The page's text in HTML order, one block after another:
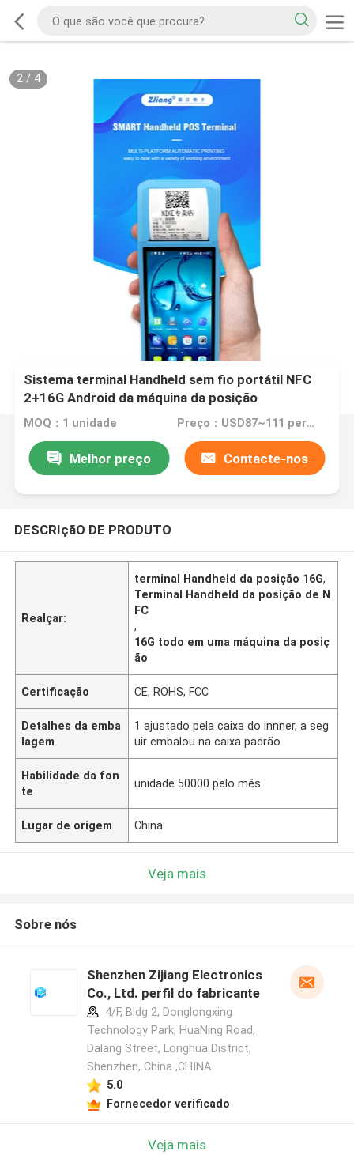
2/ 4
Sistema terminal Handheld sem fio portátil NFC
2+16G Android da máquina da posição
MOQ：1 unidade Preço：USD87~111 per unit (Negotiable)
Melhor preço Contacte-nos
DESCRIçãO DE PRODUTO
Realçar:
terminal Handheld da posição 16G,
Terminal Handheld da posição de N
FC
,
16G todo em uma máquina da posiç
ão
Certificação CE, ROHS, FCC
Detalhes da emba
lagem
1 ajustado pela caixa do innner, a seg
uir embalou na caixa padrão
Habilidade da fon
te
unidade 50000 pelo mês
Lugar de origem China
Veja mais
Sobre nós
Shenzhen Zijiang Electronics
Co., Ltd. perfil do fabricante
4/F, Bldg 2, Donglongxing
Technology Park, HuaNing Road,
Dalang Street, Longhua District,
Shenzhen, China ,CHINA
5.0
Fornecedor verificado
Veja mais